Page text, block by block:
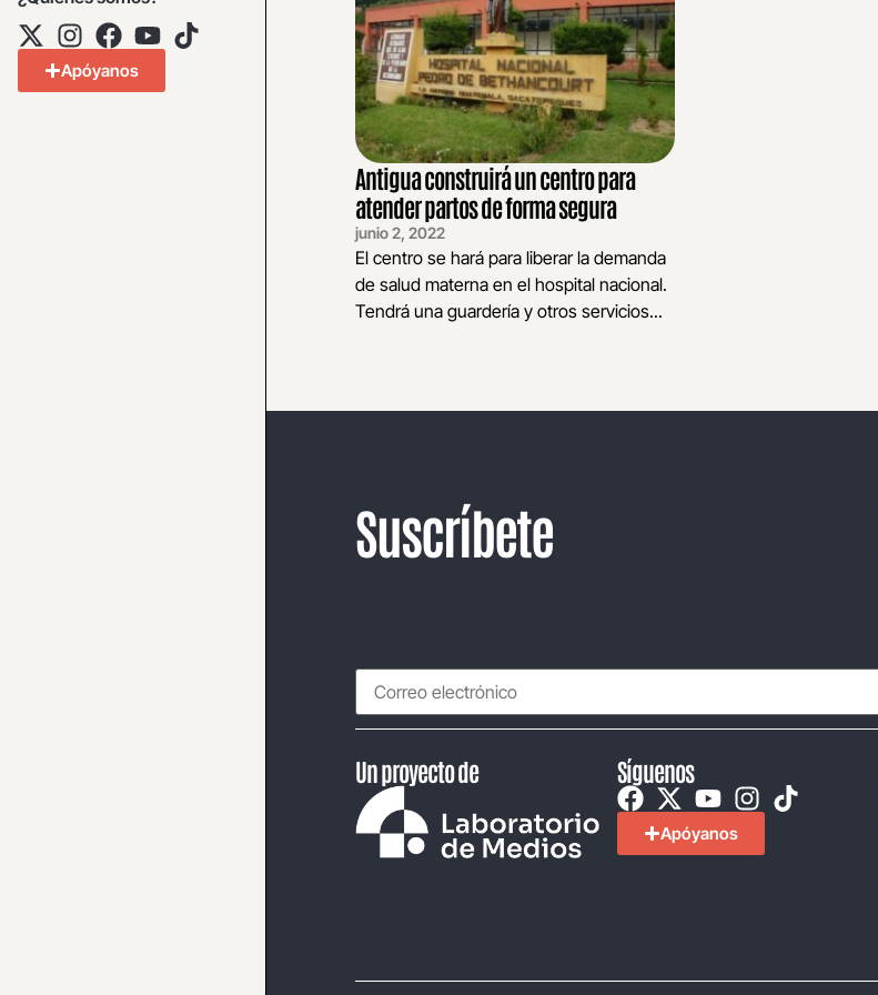
Apóyanos
Antigua construirá un centro para
atender partos de forma segura
junio 2, 2022
El centro se hará para liberar la demanda
de salud materna en el hospital nacional.
Tendrá una guardería y otros servicios...
Suscríbete
Un proyecto de Síguenos
Apóyanos